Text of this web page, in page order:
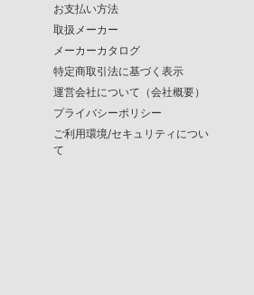
お支払い方法
取扱メーカー
メーカーカタログ
特定商取引法に基づく表示
運営会社について（会社概要）
プライバシーポリシー
ご利用環境/セキュリティについ
て